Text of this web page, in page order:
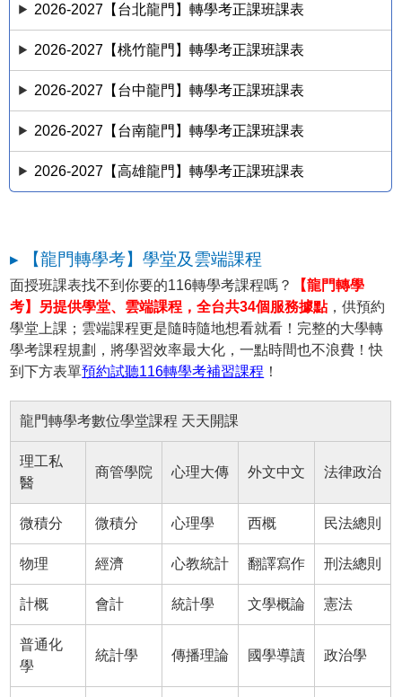
2026-2027【台北龍門】轉學考正課班課表
2026-2027【桃竹龍門】轉學考正課班課表
2026-2027【台中龍門】轉學考正課班課表
2026-2027【台南龍門】轉學考正課班課表
2026-2027【高雄龍門】轉學考正課班課表
▸ 【龍門轉學考】學堂及雲端課程
面授班課表找不到你要的116轉學考課程嗎？
【龍門轉學
考】另提供學堂、雲端課程，全台共34個服務據點，供預約
學堂上課；雲端課程更是隨時隨地想看就看！完整的大學轉
學考課程規劃，將學習效率最大化，一點時間也不浪費！快
到下方表單預約試聽116轉學考補習課程 ！
龍門轉學考數位學堂課程 天天開課
理工私
醫
商管學院 心理大傳 外文中文 法律政治
微積分 微積分 心理學 西概 民法總則
物理 經濟 心教統計 翻譯寫作 刑法總則
計概 會計 統計學 文學概論 憲法
普通化
學
統計學 傳播理論 國學導讀 政治學